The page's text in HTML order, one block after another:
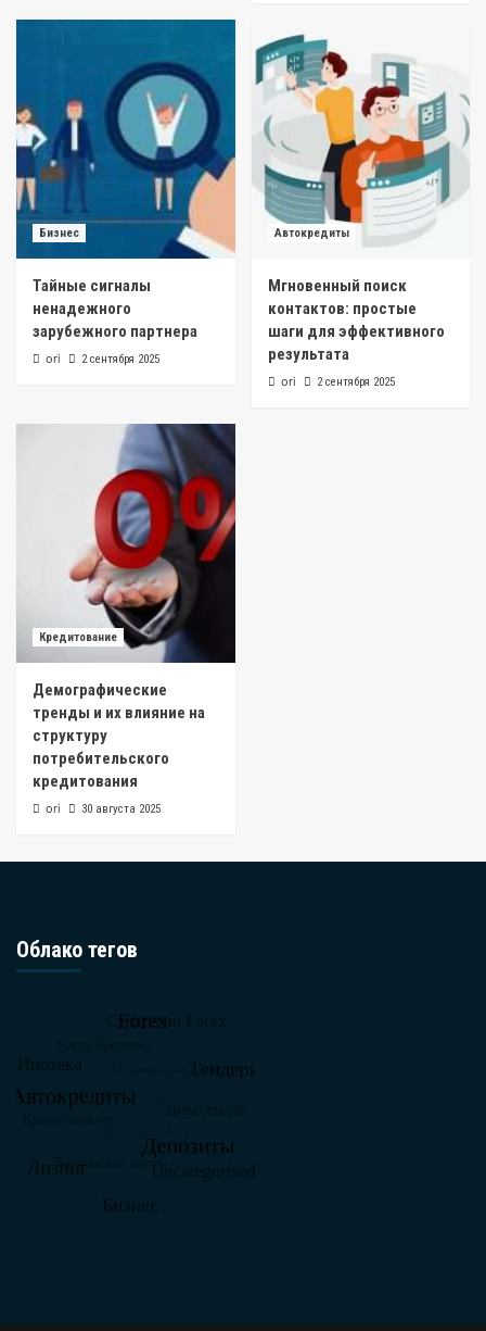
Бизнес
Тайные сигналы
ненадежного
зарубежного партнера
ori 2 сентября 2025
Автокредиты
Мгновенный поиск
контактов: простые
шаги для эффективного
результата
ori 2 сентября 2025
Кредитование
Демографические
тренды и их влияние на
структуру
потребительского
кредитования
ori 30 августа 2025
Облако тегов